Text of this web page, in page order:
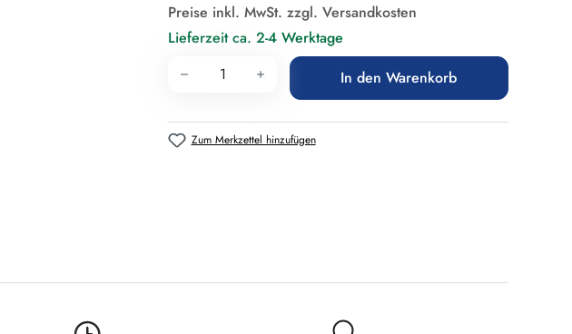
Preise inkl. MwSt. zzgl. Versandkosten
Lieferzeit ca. 2-4 Werktage
Produkt Anzahl: Gib den gewünschten
In den Warenkorb
Zum Merkzettel hinzufügen